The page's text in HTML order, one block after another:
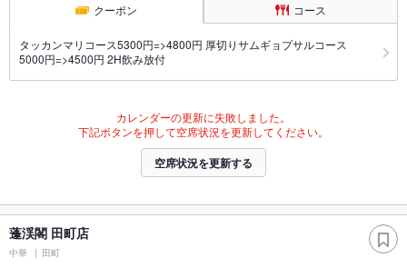
クーポン コース
タッカンマリコース5300円=>4800円 厚切りサムギョプサルコース
5000円=>4500円 2H飲み放付
カレンダーの更新に失敗しました。
下記ボタンを押して空席状況を更新してください。
空席状況を更新する
蓬渓閣 田町店
中華 田町